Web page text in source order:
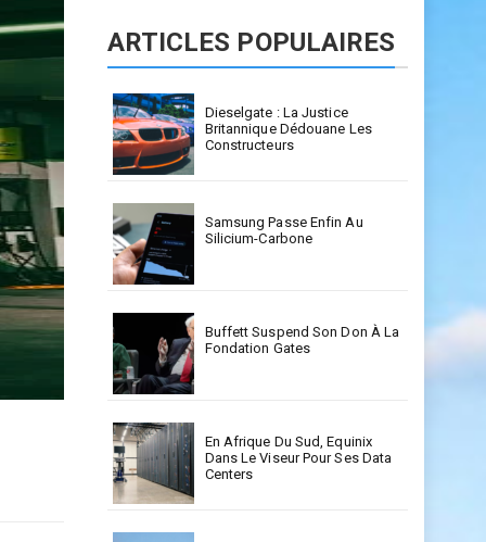
ARTICLES POPULAIRES
Dieselgate : La Justice
Britannique Dédouane Les
Constructeurs
Samsung Passe Enfin Au
Silicium-Carbone
Buffett Suspend Son Don À La
Fondation Gates
En Afrique Du Sud, Equinix
Dans Le Viseur Pour Ses Data
Centers